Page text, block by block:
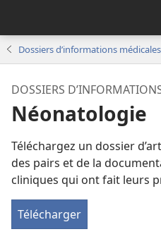
Dossiers d’informations médicales
DOSSIERS
Néonatologie
Téléchargez un dossier
des pairs et de la
cliniques qui ont fait leurs
Télécharger